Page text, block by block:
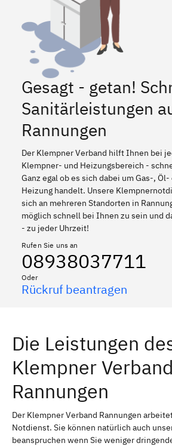
Gesagt - getan!
Sanitärleistungen
Rannungen
Der Klempner Verband hilft Ihnen bei
Klempner- und Heizungsbereich -
Ganz egal ob es sich dabei um Gas-,
Heizung handelt. Unsere
sich an mehreren Standorten in
möglich schnell bei Ihnen zu sein und
- zu jeder Uhrzeit!
Rufen Sie uns an
08938037711
Oder
Rückruf beantragen
Die Leistungen
Klempner Verband
Rannungen
Der Klempner Verband Rannungen
Notdienst. Sie können natürlich auch
beanspruchen wenn Sie weniger